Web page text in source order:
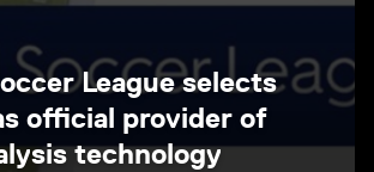
League selects
official provider of
technology